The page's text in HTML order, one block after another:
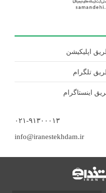
اپلیکیشن
تلگرام
اینستاگرام
۰۲۱-۹۱۳۰۰۰۱۳
info@iranestekhdam.ir